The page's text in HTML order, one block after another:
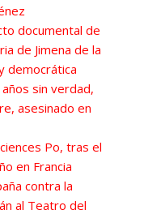
documental de
de Jimena de la
democrática
sin verdad,
asesinado en
Po, tras el
en Francia
contra la
al Teatro del